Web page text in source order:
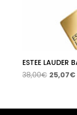
ESTEE LAUDER
38,00€ El
era:
25,07€El